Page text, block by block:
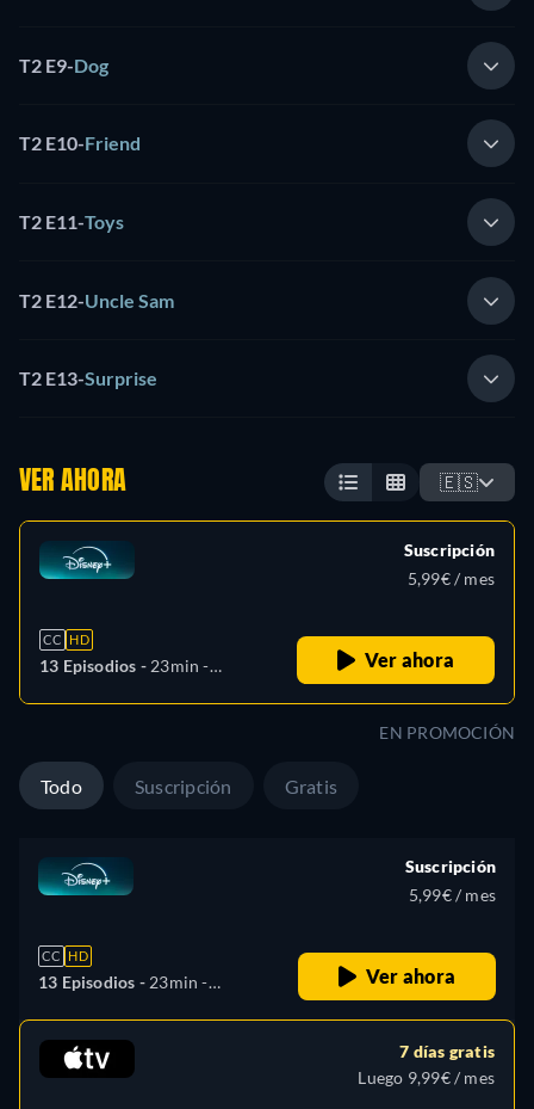
T2 E9-Dog
T2 E10-Friend
T2 E11-Toys
T2 E12-Uncle Sam
T2 E13-Surprise
VER AHORA 🇪🇸
CC HD
13 Episodios - 23min -
Portugués (Brasil), Turco
Suscripción
5,99€ / mes
Ver ahora
EN PROMOCIÓN
Todo Suscripción Gratis
CC HD
13 Episodios - 23min -
Español (América Latina),
Francés, Italiano, Polaco,
Suscripción
5,99€ / mes
Ver ahora
7 días gratis
Luego 9,99€ / mes